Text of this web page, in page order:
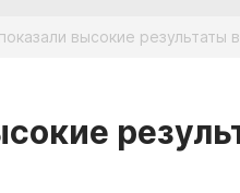
высокие результаты